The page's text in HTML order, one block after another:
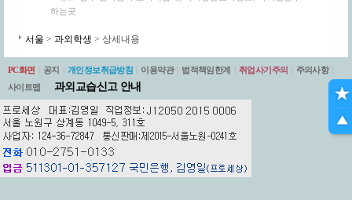
하는곳
서울 > 과외학생 > 상세내용
PC화면 공지 개인정보취급방침 이용약관 법적책임한계 취업사기주의 주의사항
사이트맵
과외교습신고 안내